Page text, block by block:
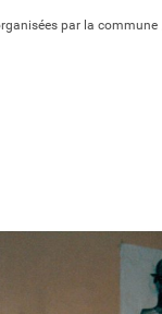
par la commune